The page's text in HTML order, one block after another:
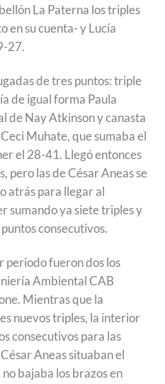
La Paterna los triples
en su cuenta- y Lucía
27.
de tres puntos: triple
de igual forma Paula
de Nay Atkinson y canasta
Muhate, que sumaba el
el 28-41. Llegó entonces
pero las de César Aneas se
atrás para llegar al
sumando ya siete triples y
consecutivos.
periodo fueron dos los
Ambiental CAB
Mientras que la
nuevos triples, la interior
consecutivos para las
Aneas situaban el
bajaba los brazos en